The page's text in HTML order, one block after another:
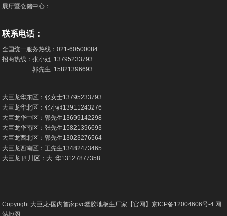
展厅暨仓储中心：
联系电话：
全国统一服务热线：021-60500084
招商热线：张小姐 13795233793
郭先生 15821396693
大巨龙华东区：张女士13795233793
大巨龙华北区：张小姐13911243276
大巨龙华中区：郭先生13699142298
大巨龙华南区：张先生15821396693
大巨龙西北区：郭先生13023276564
大巨龙西南区：王先生13482473465
大巨龙 四川区：大 华13127877358
Copyright 大巨龙-国内首家pvc塑胶地板生厂家【官网】京ICP备12004606号-4 网
站地图